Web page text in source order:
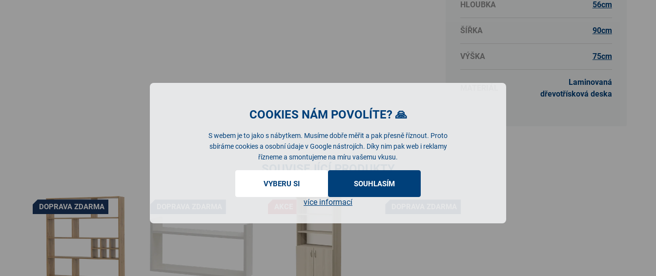
COOKIES NÁM POVOLÍTE? 🙏
S webem je to jako s nábytkem. Musíme dobře měřit a pak přesně říznout. Proto
sbíráme cookies a osobní údaje v Google nástrojích. Díky nim pak web i reklamy
řízneme a smontujeme na míru vašemu vkusu.
VYBERU SI SOUHLASÍM
více informací
HLOUBKA 56cm
ŠÍŘKA 90cm
VÝŠKA 75cm
Laminovaná
dřevotřísková deska
SOUVISEJÍCÍ PRODUKTY
DOPRAVA ZDARMA